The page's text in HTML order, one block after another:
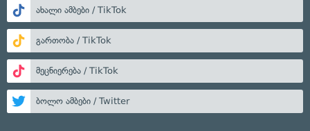
ახალი ამბები / TikTok
გართობა / TikTok
მეცნიერება / TikTok
ბოლო ამბები / Twitter